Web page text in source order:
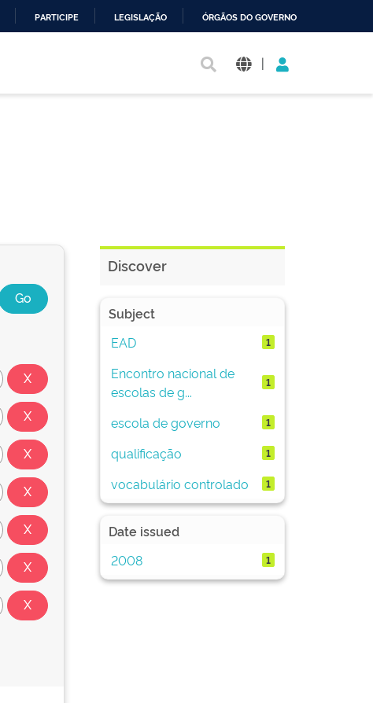
PARTICIPE LEGISLAÇÃO ÓRGÃOS DO GOVERNO
|
Discover
Subject
EAD
1
Encontro nacional de
escolas de g...
1
escola de governo 1
qualificação 1
vocabulário controlado 1
Date issued
2008
1